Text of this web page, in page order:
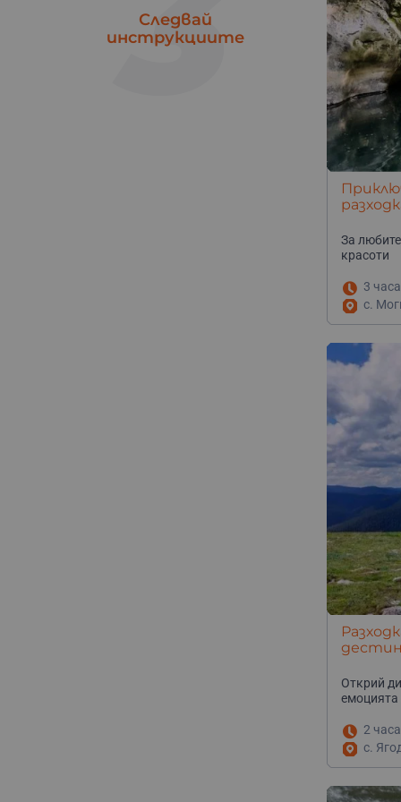
Следвай
инструкциите
За
красоти
3 часа
с.
Открий
емоцията
2 часа
с.